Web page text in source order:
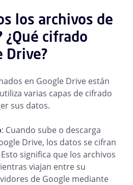
los archivos de
¿Qué cifrado
Drive?
en Google Drive están
varias capas de cifrado
sus datos.
: Cuando sube o descarga
Drive, los datos se cifran
significa que los archivos
viajan entre su
de Google mediante